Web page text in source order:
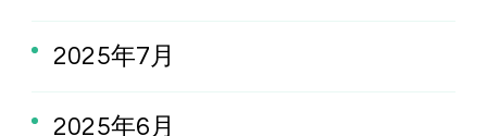
2025年7月
2025年6月